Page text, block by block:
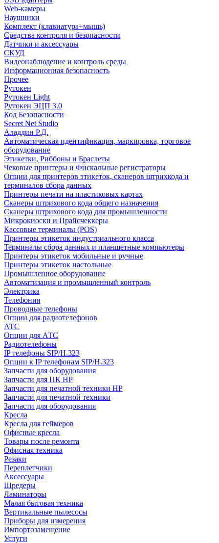
Web-камеры
Наушники
Комплект (клавиатура+мышь)
Средства контроля и безопасности
Датчики и аксессуары
СКУД
Видеонаблюдение и контроль среды
Информационная безопасность
Прочее
Рутокен
Рутокен Light
Рутокен ЭЦП 3.0
Код Безопасности
Secret Net Studio
Аладдин Р.Д.
Автоматическая идентификация, маркировка, торговое
оборудование
Этикетки, Риббоны и Браслеты
Чековые принтеры и Фискальные регистраторы
Опции для принтеров этикеток, сканеров штрихкода и
терминалов сбора данных
Принтеры печати на пластиковых картах
Сканеры штрихового кода общего назначения
Сканеры штрихового кода для промышленности
Микрокиоски и Прайсчеккеры
Кассовые терминалы (POS)
Принтеры этикеток индустриального класса
Терминалы сбора данных и планшетные компьютеры
Принтеры этикеток мобильные и ручные
Принтеры этикеток настольные
Промышленное оборудование
Автоматизация и промышленный контроль
Электрика
Телефония
Проводные телефоны
Опции для радиотелефонов
АТС
Опции для АТС
Радиотелефоны
IP телефоны SIP/H.323
Опции к IP телефонам SIP/H.323
Запчасти для оборудования
Запчасти для ПК HP
Запчасти для печатной техники HP
Запчасти для печатной техники
Запчасти для оборудования
Кресла
Кресла для геймеров
Офисные кресла
Товары после ремонта
Офисная техника
Резаки
Переплетчики
Аксессуары
Шредеры
Ламинаторы
Малая бытовая техника
Вертикальные пылесосы
Приборы для измерения
Импортозамещение
Услуги